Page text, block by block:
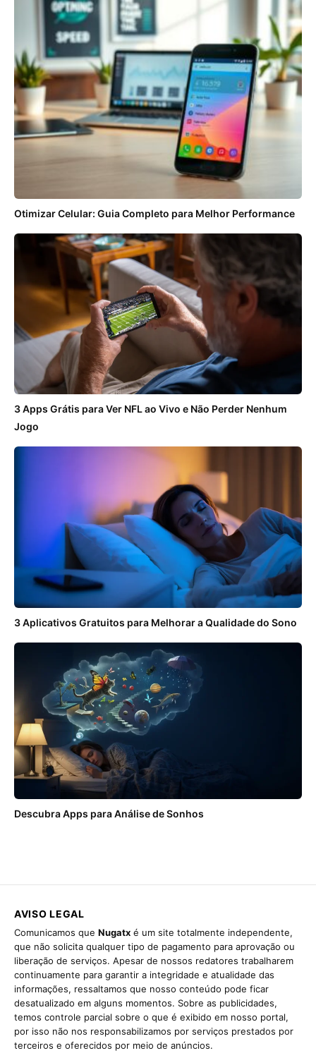
Otimizar Celular: Guia Completo para Melhor Performance
3 Apps Grátis para Ver NFL ao Vivo e Não Perder Nenhum
Jogo
3 Aplicativos Gratuitos para Melhorar a Qualidade do Sono
Descubra Apps para Análise de Sonhos
AVISO LEGAL
Comunicamos que Nugatx é um site totalmente independente,
que não solicita qualquer tipo de pagamento para aprovação ou
liberação de serviços. Apesar de nossos redatores trabalharem
continuamente para garantir a integridade e atualidade das
informações, ressaltamos que nosso conteúdo pode ficar
desatualizado em alguns momentos. Sobre as publicidades,
temos controle parcial sobre o que é exibido em nosso portal,
por isso não nos responsabilizamos por serviços prestados por
terceiros e oferecidos por meio de anúncios.